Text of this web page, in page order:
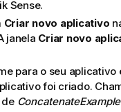
Sense.
Criar novo aplicativo
janela Criar novo
para o seu aplicativo
foi criado.
ConcatenateExample